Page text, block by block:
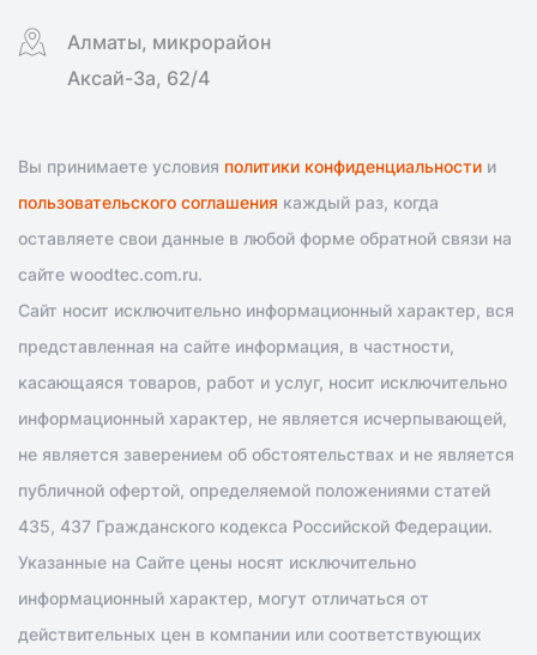
Алматы, микрорайон
Аксай-3а, 62/4
Вы принимаете условия политики конфиденциальности и
пользовательского соглашения каждый раз, когда
оставляете свои данные в любой форме обратной связи на
сайте woodtec.com.ru.
Сайт носит исключительно информационный характер, вся
представленная на сайте информация, в частности,
касающаяся товаров, работ и услуг, носит исключительно
информационный характер, не является исчерпывающей,
не является заверением об обстоятельствах и не является
публичной офертой, определяемой положениями статей
435, 437 Гражданского кодекса Российской Федерации.
Указанные на Сайте цены носят исключительно
информационный характер, могут отличаться от
действительных цен в компании или соответствующих